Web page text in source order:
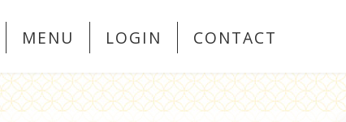
MENU LOGIN CONTACT